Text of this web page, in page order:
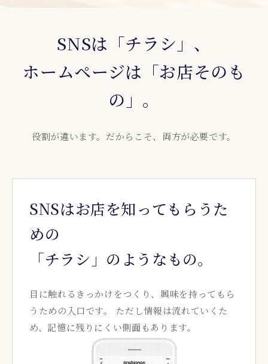
SNSは「チラシ」、
ホームページは「お店そのも
の」。
役割が違います。だからこそ、両方が必要です。
SNSはお店を知ってもらうた
めの
「チラシ」のようなもの。
目に触れるきっかけをつくり、興味を持ってもら
うための入口です。 ただし情報は流れていくた
め、記憶に残りにくい側面もあります。